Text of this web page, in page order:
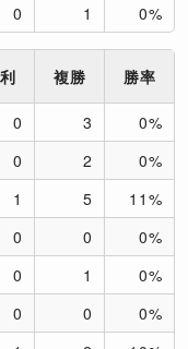
0 1 0%
複勝 勝率
0 3
0%
0 2
0%
1 5
11%
0 0
0%
0 1
0%
0 0
0%